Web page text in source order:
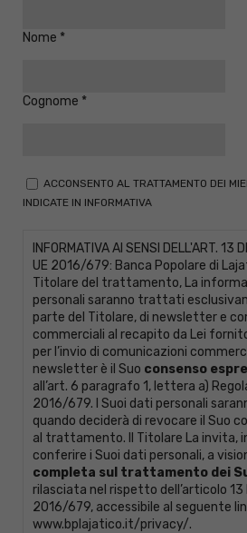
Nome
Cognome
ACCONSENTO AL TRATTAMENTO DEI
INDICATE IN INFORMATIVA
INFORMATIVA AI SENSI DELL'ART. 13
UE 2016/679: Banca Popolare di
Titolare del trattamento, La informa
personali saranno trattati
parte del Titolare, di newsletter e
commerciali al recapito da Lei
per l’invio di comunicazioni
newsletter è il Suo consenso
all’art. 6 paragrafo 1, lettera a)
2016/679. I Suoi dati personali
quando deciderà di revocare il Suo
al trattamento. Il Titolare La invita,
conferire i Suoi dati personali, a
completa sul trattamento dei
rilasciata nel rispetto dell’articolo 13
2016/679, accessibile al seguente
www.bplajatico.it/privacy/.